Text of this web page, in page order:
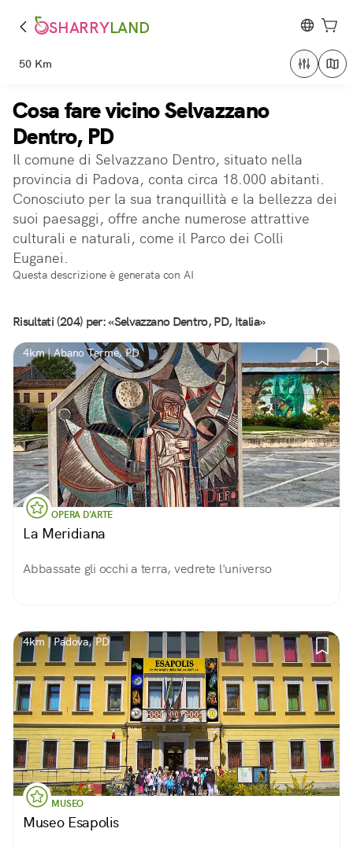
SHARRYLAND
50 Km
Cosa fare vicino Selvazzano
Dentro, PD
Il comune di Selvazzano Dentro, situato nella
provincia di Padova, conta circa 18.000 abitanti.
Conosciuto per la sua tranquillità e la bellezza dei
suoi paesaggi, offre anche numerose attrattive
culturali e naturali, come il Parco dei Colli
Euganei.
Questa descrizione è generata con AI
Risultati (204) per: «Selvazzano Dentro, PD, Italia»
4km | Abano Terme, PD
OPERA D'ARTE
La Meridiana
Abbassate gli occhi a terra, vedrete l'universo
4km | Padova, PD
MUSEO
Museo Esapolis